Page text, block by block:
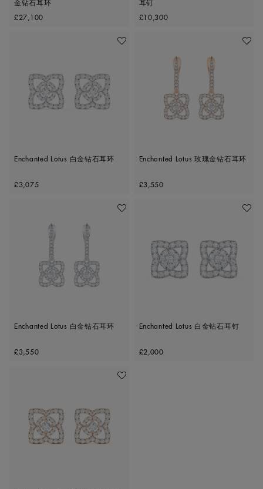
金钻石耳环
Original price
£27,100
耳钉
Original price
£10,300
收藏作品
Enchanted Lotus 白金钻石耳环
Original price
£3,075
收藏作
Enchanted Lotus 玫瑰金钻石耳环
Original price
£3,550
收藏作品
Enchanted Lotus 白金钻石耳环
Original price
£3,550
收藏作
Enchanted Lotus 白金钻石耳钉
Original price
£2,000
收藏作品